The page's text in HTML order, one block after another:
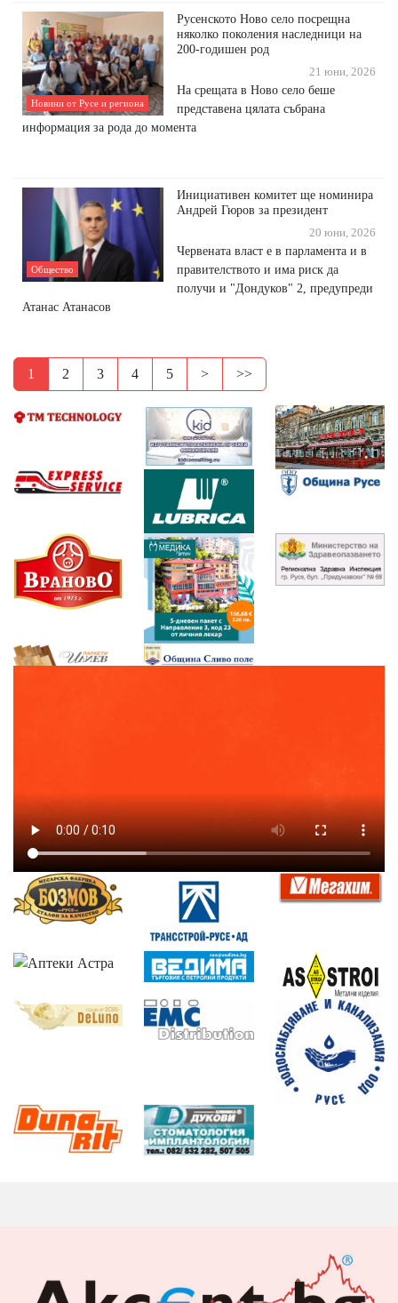
Новини от Русе и региона
Русенското Ново село посрещна
няколко поколения наследници на
200-годишен род
21 юни, 2026
На срещата в Ново село беше
представена цялата събрана
информация за рода до момента
Общество
Инициативен комитет ще номинира
Андрей Гюров за президент
20 юни, 2026
Червената власт е в парламента и в
правителството и има риск да
получи и "Дондуков" 2, предупреди
Атанас Атанасов
1 2 3 4 5 > >>